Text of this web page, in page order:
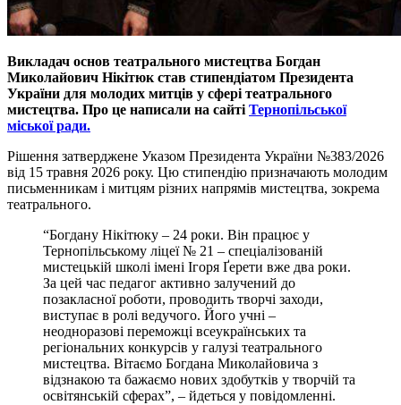
Викладач основ театрального мистецтва Богдан
Миколайович Нікітюк став стипендіатом Президента
України для молодих митців у сфері театрального
мистецтва. Про це написали на сайті Тернопільської
міської ради.
Рішення затверджене Указом Президента України №383/2026
від 15 травня 2026 року. Цю стипендію призначають молодим
письменникам і митцям різних напрямів мистецтва, зокрема
театрального.
“Богдану Нікітюку – 24 роки. Він працює у
Тернопільському ліцеї № 21 – спеціалізованій
мистецькій школі імені Ігоря Ґерети вже два роки.
За цей час педагог активно залучений до
позакласної роботи, проводить творчі заходи,
виcтупає в ролі ведучого. Його учні –
неодноразові переможці всеукраїнських та
регіональних конкурсів у галузі театрального
мистецтва. Вітаємо Богдана Миколайовича з
відзнакою та бажаємо нових здобутків у творчій та
освітянській сферах”, – йдеться у повідомленні.